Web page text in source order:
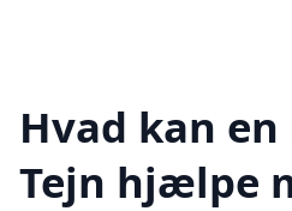
Hvad kan
Tejn hjælpe